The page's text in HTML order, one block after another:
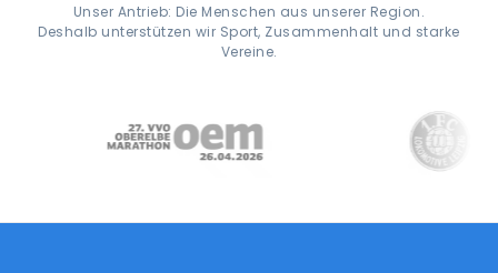
Unser Antrieb: Die Menschen aus unserer Region.
Deshalb unterstützen wir Sport, Zusammenhalt und starke
Vereine.